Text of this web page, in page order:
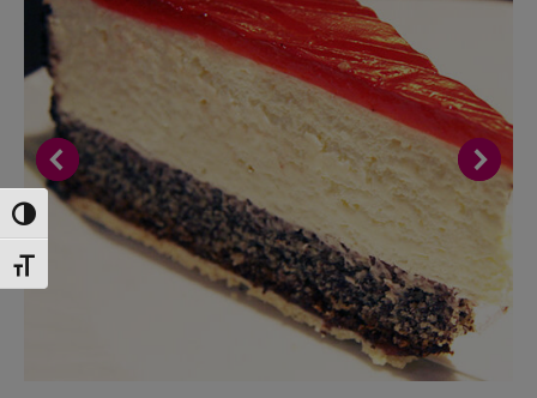
Toggle High Contrast
Toggle Font size